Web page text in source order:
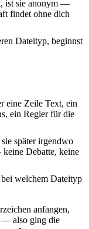
ist sie anonym —
findet ohne dich
Dateityp, beginnst
eine Zeile Text, ein
ein Regler für die
später irgendwo
Debatte, keine
welchem Dateityp
anfangen,
— also ging die